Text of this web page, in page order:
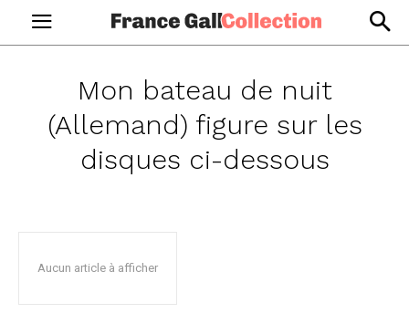
Mon bateau de nuit
(Allemand) figure sur les
disques ci-dessous
Aucun article à afficher